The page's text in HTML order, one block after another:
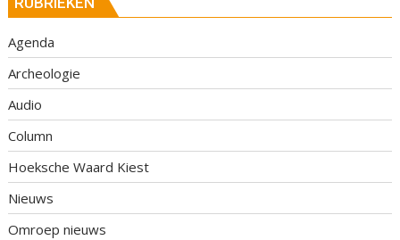
Agenda
Archeologie
Audio
Column
Hoeksche Waard Kiest
Nieuws
Omroep nieuws